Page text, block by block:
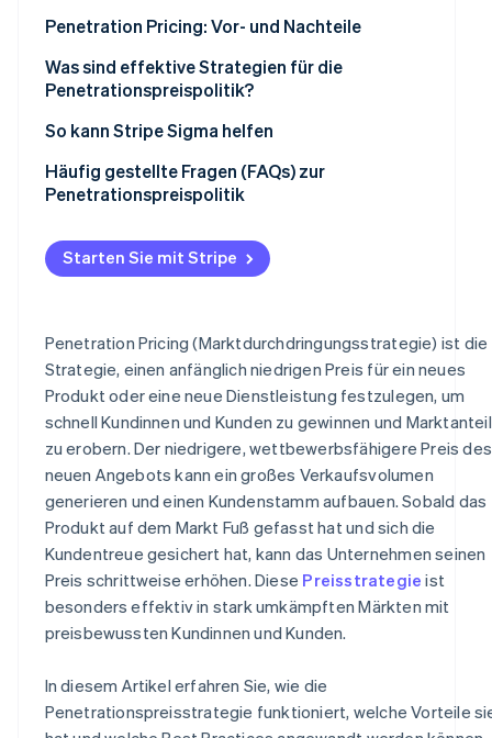
Niedrige Gewinnmargen
Als gering wahrgenommene Qualität
Schwierigkeiten bei Preiserhöhungen
Preisbewusste Kundschaft ansprechen
Produktionskapazität
Penetration Pricing: Vor- und Nachteile
Vorteile
Was sind effektive Strategien für die
Penetrationspreispolitik?
So kann Stripe Sigma helfen
Häufig gestellte Fragen (FAQs) zur
Penetrationspreispolitik
Starten Sie mit Stripe
Penetration Pricing (Marktdurchdringungsstrategie) ist die
Strategie, einen anfänglich niedrigen Preis für ein neues
Produkt oder eine neue Dienstleistung festzulegen, um
schnell Kundinnen und Kunden zu gewinnen und
zu erobern. Der niedrigere, wettbewerbsfähigere Preis des
neuen Angebots kann ein großes Verkaufsvolumen
generieren und einen Kundenstamm aufbauen. Sobald das
Produkt auf dem Markt Fuß gefasst hat und sich die
Kundentreue gesichert hat, kann das Unternehmen seinen
Preis schrittweise erhöhen. Diese Preisstrategie ist
besonders effektiv in stark umkämpften Märkten mit
preisbewussten Kundinnen und Kunden.
In diesem Artikel erfahren Sie, wie die
Penetrationspreisstrategie funktioniert, welche Vorteile